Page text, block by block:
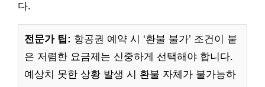
다.
전문가 팁: 항공권 예약 시 ‘환불 불가’ 조건이 붙
은 저렴한 요금제는 신중하게 선택해야 합니다.
예상치 못한 상황 발생 시 환불 자체가 불가능하